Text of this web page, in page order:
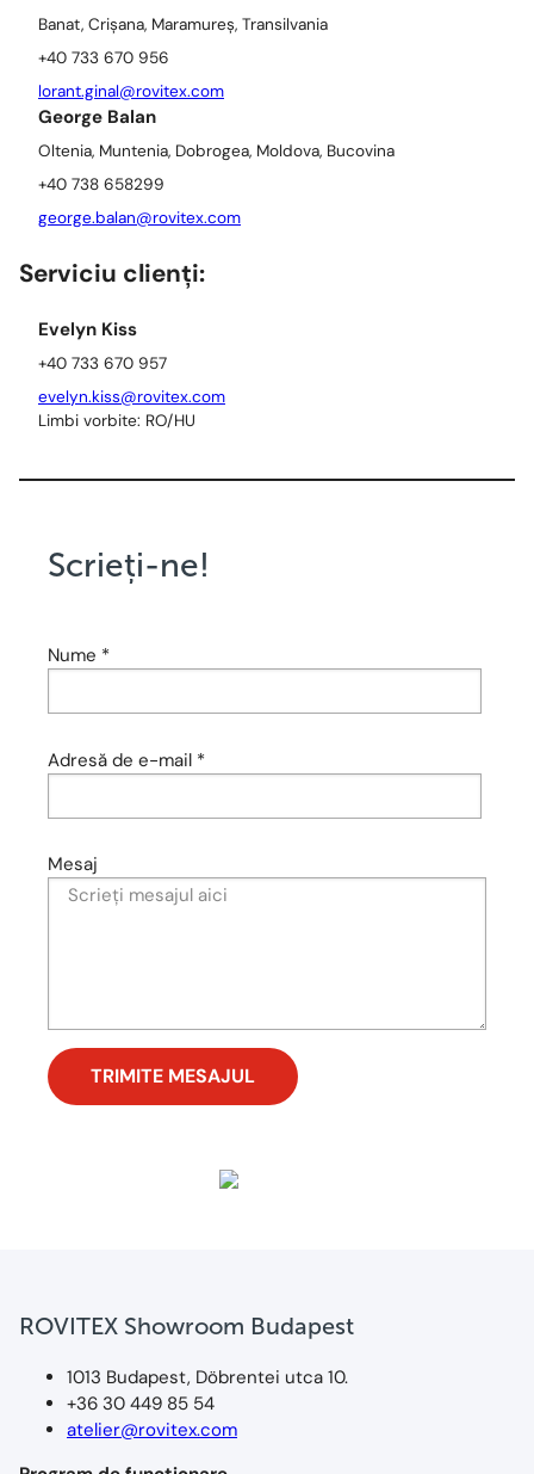
Banat, Crișana, Maramureș, Transilvania
+40 733 670 956
lorant.ginal@rovitex.com
George Balan
Oltenia, Muntenia, Dobrogea, Moldova, Bucovina
+40 738 658299
george.balan@rovitex.com
Serviciu clienți:
Evelyn Kiss
+40 733 670 957
evelyn.kiss@rovitex.com
Limbi vorbite: RO/HU
Scrieți-ne!
Nume *
Adresă de e-mail *
Mesaj
ROVITEX Showroom Budapest
1013 Budapest, Döbrentei utca 10.
+36 30 449 85 54
atelier@rovitex.com